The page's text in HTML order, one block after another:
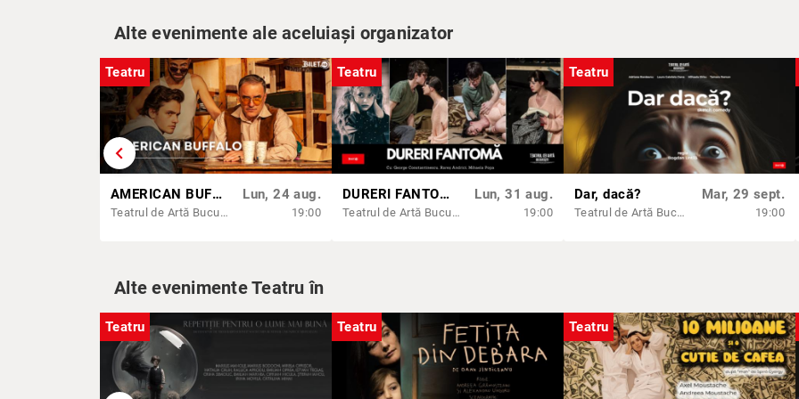
Alte evenimente ale aceluiași organizator
chevron_left
Teatru
AMERICAN BUFFALO
Teatrul de Artă București
Lun, 24 aug.
19:00
Teatru
DURERI FANTOMĂ de Vasili Sigarev
Teatrul de Artă București
Lun, 31 aug.
19:00
Teatru
Dar, dacă?
Teatrul de Artă București
Mar, 29 sept.
19:00
Alte evenimente Teatru în
Teatru Teatru Teatru